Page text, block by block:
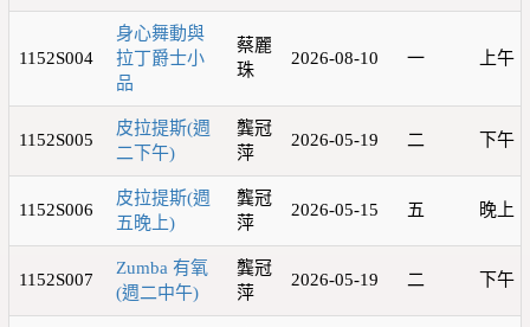
1152S004
身心舞動與
拉丁爵士小
品
蔡麗
珠
2026-08-10 一 上午
1152S005
皮拉提斯(週
二下午)
龔冠
萍
2026-05-19 二 下午
1152S006
皮拉提斯(週
五晚上)
龔冠
萍
2026-05-15 五 晚上
1152S007
Zumba 有氧
(週二中午)
龔冠
萍
2026-05-19 二 下午